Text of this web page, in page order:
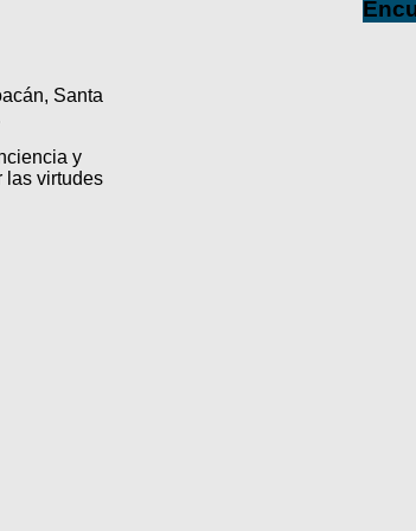
Santa
y
las virtudes